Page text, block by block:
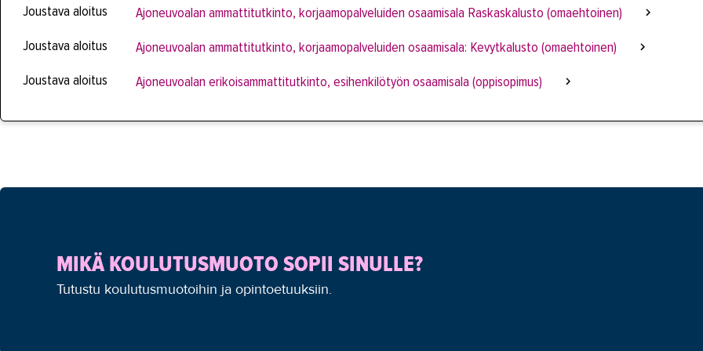
Joustava aloitus
Ajoneuvoalan ammattitutkinto, korjaamopalveluiden osaamisala Raskaskalusto (omaehtoinen)
Joustava aloitus
Ajoneuvoalan ammattitutkinto, korjaamopalveluiden osaamisala: Kevytkalusto (omaehtoinen)
Joustava aloitus
Ajoneuvoalan erikoisammattitutkinto, esihenkilötyön osaamisala (oppisopimus)
MIKÄ KOULUTUSMUOTO SOPII SINULLE?
Tutustu koulutusmuotoihin ja opintoetuuksiin.